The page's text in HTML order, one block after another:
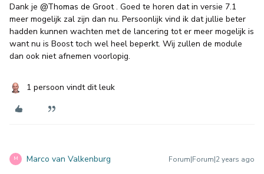
Dank je @Thomas de Groot. Goed te horen dat in versie 7.1
meer mogelijk zal zijn dan nu. Persoonlijk vind ik dat jullie beter
hadden kunnen wachten met de lancering tot er meer mogelijk is
want nu is Boost toch wel heel beperkt. Wij zullen de module
dan ook niet afnemen voorlopig.
1 persoon vindt dit leuk
M Marco van Valkenburg Forum|Forum|2 years ago